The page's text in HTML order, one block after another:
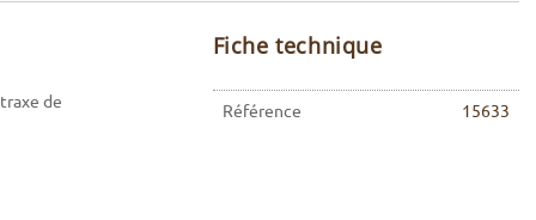
de
Fiche technique
Référence 15633